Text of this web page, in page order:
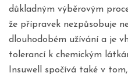
důkladným výběrovým
že přípravek nezpůsobuje
dlouhodobém užívání a je
tolerancí k chemickým
Insuwell spočívá také v